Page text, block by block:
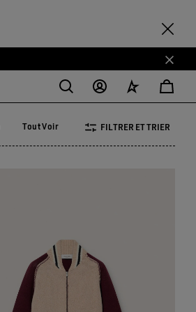
Tout Voir FILTRER ET TRIER